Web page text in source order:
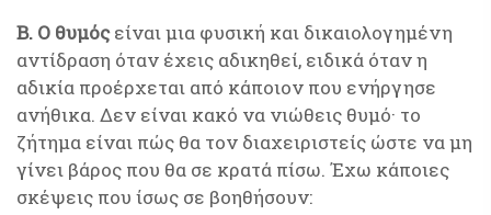
Β. Ο θυμόςείναι μια φυσική και δικαιολογημένη
αντίδραση όταν έχεις αδικηθεί, ειδικά όταν η
αδικία προέρχεται από κάποιον που ενήργησε
ανήθικα. Δεν είναι κακό να νιώθεις θυμό· το
ζήτημα είναι πώς θα τον διαχειριστείς ώστε να μη
γίνει βάρος που θα σε κρατά πίσω. Έχω κάποιες
σκέψεις που ίσως σε βοηθήσουν: